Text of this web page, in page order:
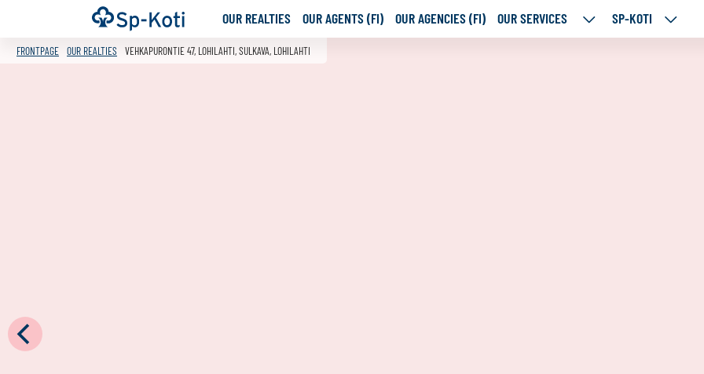
Go
to
content
Frontpage OUR REALTIES OUR AGENTS (FI) OUR AGENCIES (FI) OUR SERVICES
OUR
SP-KOTI
SP-
FRONTPAGE OUR REALTIES VEHKAPURONTIE 47, LOHILAHTI, SULKAVA, LOHILAHTI